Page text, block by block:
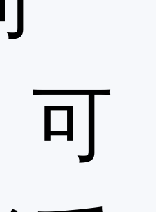
可